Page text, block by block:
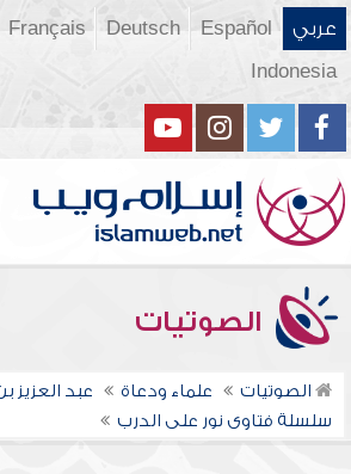
عربي Español
Deutsch
Français
Indonesia
الصوتيات
الصوتيات علماء ودعاة
عبد العزيز
سلسلة فتاوى نور على الدرب